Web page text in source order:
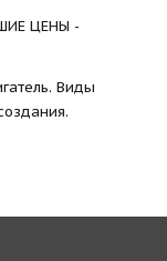
ЦЕНЫ -
Виды